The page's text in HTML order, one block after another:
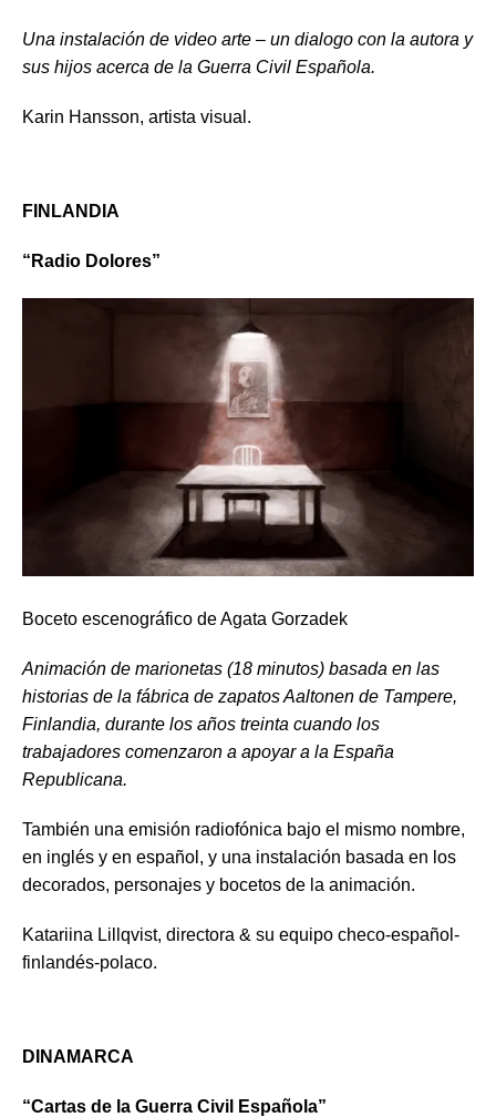
Una instalación de video arte – un dialogo con la autora y
sus hijos acerca de la Guerra Civil Española.
Karin Hansson, artista visual.
FINLANDIA
“ Radio Dolores”
Boceto escenográfico de Agata Gorzadek
Animación de marionetas (18 minutos) basada en las
historias de la fábrica de zapatos Aaltonen de Tampere,
Finlandia, durante los años treinta cuando los
trabajadores comenzaron a apoyar a la España
Republicana.
También una emisión radiofónica bajo el mismo nombre,
en inglés y en español, y una instalación basada en los
decorados, personajes y bocetos de la animación.
Katariina Lillqvist, directora & su equipo checo-español-
finlandés-polaco.
DINAMARCA
“Cartas de la Guerra Civil Española”